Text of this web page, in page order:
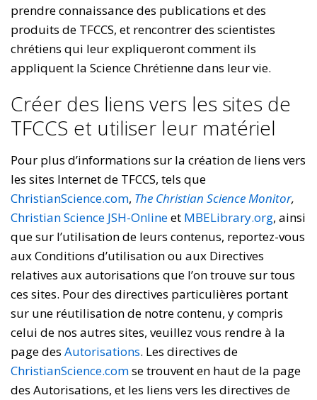
prendre connaissance des publications et des
produits de TFCCS, et rencontrer des scientistes
chrétiens qui leur expliqueront comment ils
appliquent la Science Chrétienne dans leur vie.
Créer des liens vers les sites de
TFCCS et utiliser leur matériel
Pour plus d’informations sur la création de liens vers
les sites Internet de TFCCS, tels que
ChristianScience.com, The Christian Science Monitor,
Christian Science JSH-Onlineet MBELibrary.org, ainsi
que sur l’utilisation de leurs contenus, reportez-vous
aux Conditions d’utilisation ou aux Directives
relatives aux autorisations que l’on trouve sur tous
ces sites. Pour des directives particulières portant
sur une réutilisation de notre contenu, y compris
celui de nos autres sites, veuillez vous rendre à la
page des Autorisations. Les directives de
ChristianScience.comse trouvent en haut de la page
des Autorisations, et les liens vers les directives de